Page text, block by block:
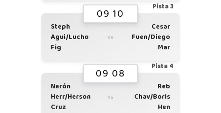
Pista 3
09 10
Steph
Agui/Lucho
Fig
vs
Cesar
Fuen/Diego
Mar
Pista 4
09 08
Nerón
Herr/Herson
Cruz
vs
Reb
Chav/Boris
Hen